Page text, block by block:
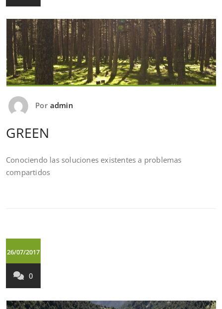
Por admin
GREEN
Conociendo las soluciones existentes a problemas
compartidos
26/07/2017
0